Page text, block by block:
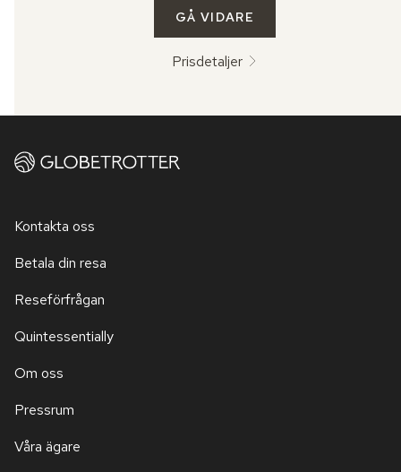
GÅ VIDARE
Prisdetaljer
Kontakta oss
Betala din resa
Reseförfrågan
Quintessentially
Om oss
Pressrum
Våra ägare